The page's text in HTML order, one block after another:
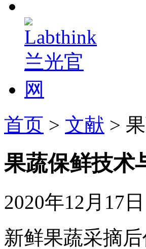
首页 > 文献 >
果蔬保鲜技术
2020年12月17日
新鲜果蔬采摘